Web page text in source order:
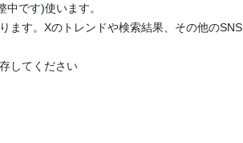
です)使います。
ます。Xのトレンドや検索結果、その他のSNS
してください